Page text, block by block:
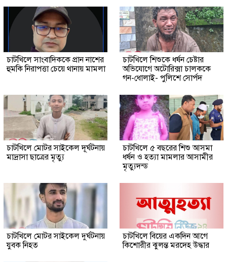
চাটখিলে সাংবাদিককে প্রান নাশের
হুমকি নিরাপত্তা চেয়ে থানায় মামলা
চাটখিলে শিশুকে ধর্ষন চেষ্টার
অভিযোগে অটোরিক্সা চালককে
গন-ধোলাই- পুলিশে সোর্পদ
চাটখিলে মোটর সাইকেল দূর্ঘটনায়
মাদ্রাসা ছাত্রের মৃত্যু
চাটখিলে ৫ বছরের শিশু আসমা
ধর্ষন ও হত্যা মামলার আসামীর
মৃত্যুদন্ড
চাটখিলে মোটর সাইকেল দুর্ঘটনায়
যুবক নিহত
চাটখিলে বিয়ের একদিন আগে
কিশোরীর ঝুলন্ত মরদেহ উদ্ধার